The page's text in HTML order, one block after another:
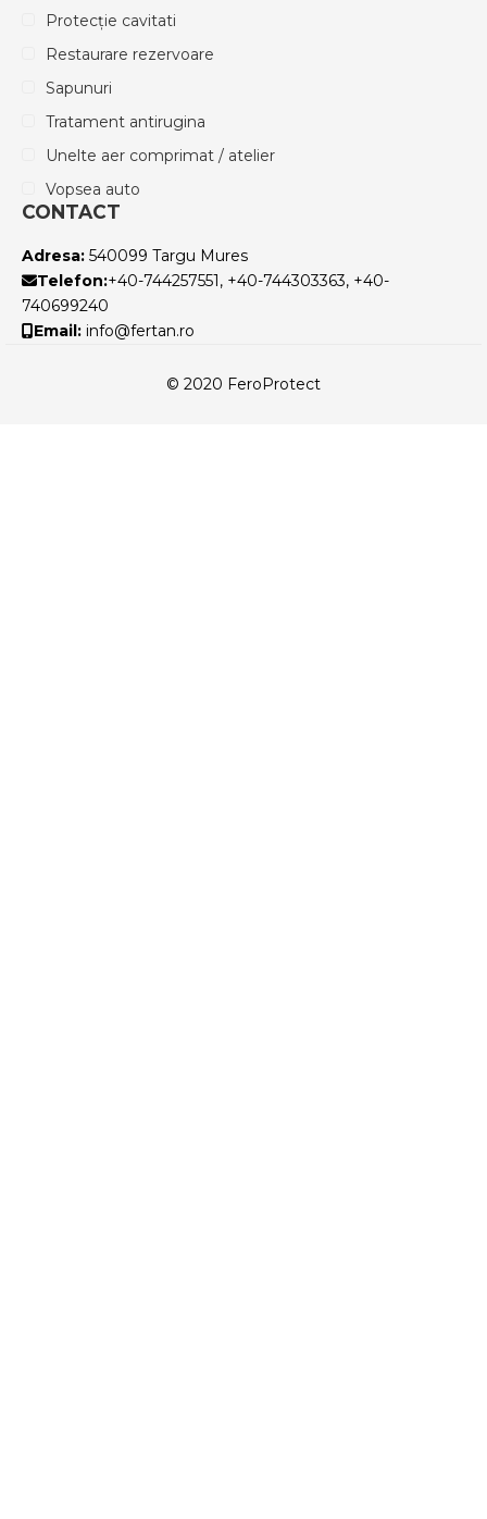
Protecție cavitati
Restaurare rezervoare
Sapunuri
Tratament antirugina
Unelte aer comprimat / atelier
Vopsea auto
CONTACT
Adresa: 540099 Targu Mures
Telefon:+40-744257551, +40-744303363, +40-
740699240
Email: info@fertan.ro
© 2020 FeroProtect